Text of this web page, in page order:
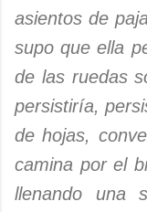
asientos de
supo que ella
de las ruedas
persistiría,
de hojas,
camina por el
llenando una